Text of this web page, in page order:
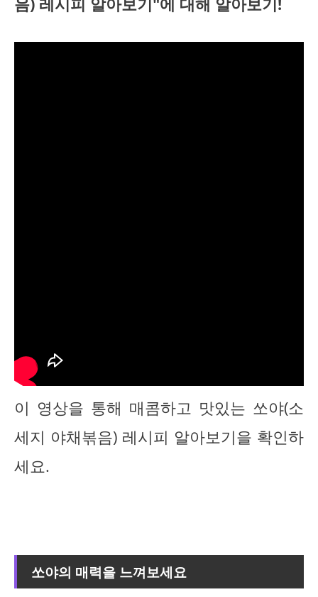
이 영상을 통해 매콤하고 맛있는 쏘야(소
세지 야채볶음) 레시피 알아보기을 확인하
세요.
쏘야의 매력을 느껴보세요